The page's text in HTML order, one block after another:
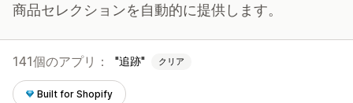
商品セレクションを自動的に提供します。
141個のアプリ： 追跡 クリア
Built for Shopify